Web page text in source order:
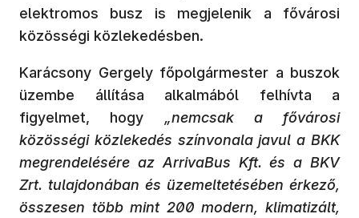
elektromos busz is megjelenik a fővárosi
közösségi közlekedésben.
Karácsony Gergely főpolgármester a buszok
üzembe állítása alkalmából felhívta a
figyelmet, hogy „nemcsak a fővárosi
közösségi közlekedés színvonala javul a BKK
megrendelésére az ArrivaBus Kft. és a BKV
Zrt. tulajdonában és üzemeltetésében érkező,
összesen több mint 200 modern, klimatizált,